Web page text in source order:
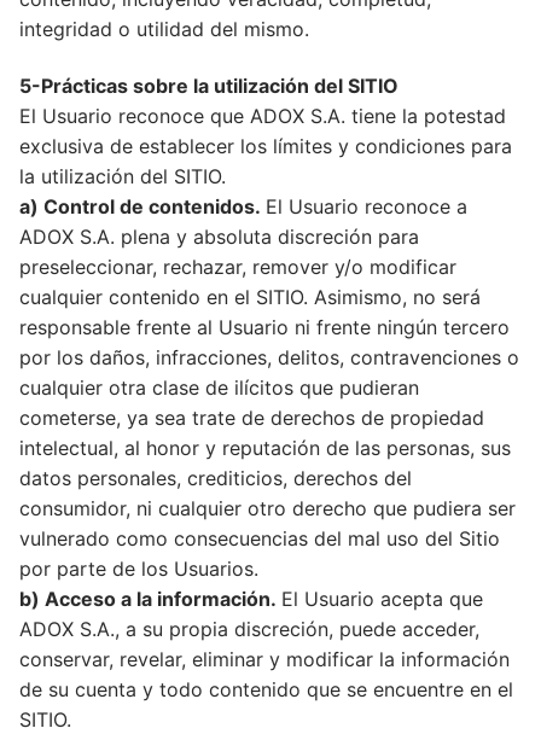
integridad o utilidad del mismo.
5-Prácticas sobre la utilización del SITIO
El Usuario reconoce que ADOX S.A. tiene la potestad
exclusiva de establecer los límites y condiciones para
la utilización del SITIO.
a) Control de contenidos. El Usuario reconoce a
ADOX S.A. plena y absoluta discreción para
preseleccionar, rechazar, remover y/o modificar
cualquier contenido en el SITIO. Asimismo, no será
responsable frente al Usuario ni frente ningún tercero
por los daños, infracciones, delitos, contravenciones o
cualquier otra clase de ilícitos que pudieran
cometerse, ya sea trate de derechos de propiedad
intelectual, al honor y reputación de las personas, sus
datos personales, crediticios, derechos del
consumidor, ni cualquier otro derecho que pudiera ser
vulnerado como consecuencias del mal uso del Sitio
por parte de los Usuarios.
b) Acceso a la información. El Usuario acepta que
ADOX S.A., a su propia discreción, puede acceder,
conservar, revelar, eliminar y modificar la información
de su cuenta y todo contenido que se encuentre en el
SITIO.